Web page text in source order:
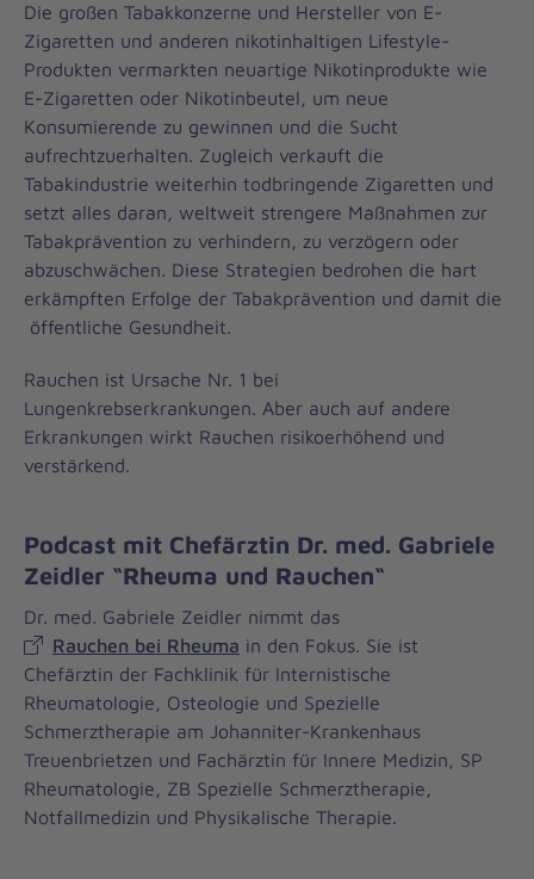
Die großen Tabakkonzerne und Hersteller von E-
Zigaretten und anderen nikotinhaltigen Lifestyle-
Produkten vermarkten neuartige Nikotinprodukte wie
E-Zigaretten oder Nikotinbeutel, um neue
Konsumierende zu gewinnen und die Sucht
aufrechtzuerhalten. Zugleich verkauft die
Tabakindustrie weiterhin todbringende Zigaretten und
setzt alles daran, weltweit strengere Maßnahmen zur
Tabakprävention zu verhindern, zu verzögern oder
abzuschwächen. Diese Strategien bedrohen die hart
erkämpften Erfolge der Tabakprävention und damit die
öffentliche Gesundheit.
Rauchen ist Ursache Nr. 1 bei
Lungenkrebserkrankungen. Aber auch auf andere
Erkrankungen wirkt Rauchen risikoerhöhend und
verstärkend.
Podcast mit Chefärztin Dr. med. Gabriele
Zeidler “Rheuma und Rauchen“
Dr. med. Gabriele Zeidler nimmt das
Rauchen bei Rheuma in den Fokus. Sie ist
Chefärztin der Fachklinik für Internistische
Rheumatologie, Osteologie und Spezielle
Schmerztherapie am Johanniter-Krankenhaus
Treuenbrietzen und Fachärztin für Innere Medizin, SP
Rheumatologie, ZB Spezielle Schmerztherapie,
Notfallmedizin und Physikalische Therapie.